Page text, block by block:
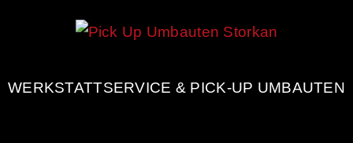
WERKSTATTSERVICE & PICK-UP UMBAUTEN